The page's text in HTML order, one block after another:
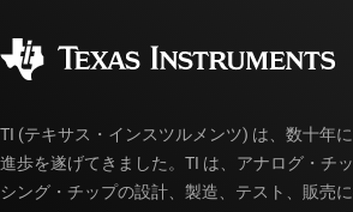
myTI アカウントの FAQ
TI (テキサス・インスツルメンツ) は、数十年
進歩を遂げてきました。TI は、アナログ・チ
シング・チップの設計、製造、テスト、販売